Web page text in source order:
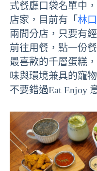
式餐廳口袋名單中
店家，目前有「 林
兩間分店，只要有
前往用餐，點一份
最喜歡的千層蛋糕
味與環境兼具的寵
不要錯過Eat Enjoy